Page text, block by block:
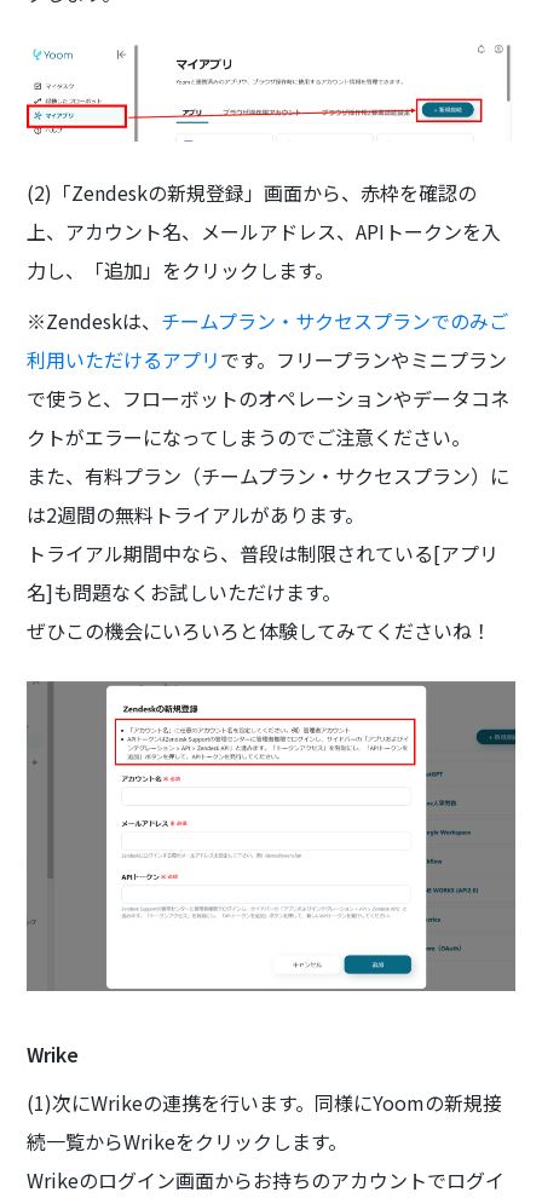
(2)「Zendeskの新規登録」画面から、赤枠を確認の
上、アカウント名、メールアドレス、APIトークンを入
力し、「追加」をクリックします。
※Zendeskは、 チームプラン・サクセスプランでのみご
利用いただけるアプリです。フリープランやミニプラン
で使うと、フローボットのオペレーションやデータコネ
クトがエラーになってしまうのでご注意ください。
また、有料プラン（チームプラン・サクセスプラン）に
は2週間の無料トライアルがあります。
トライアル期間中なら、普段は制限されている[アプリ
名]も問題なくお試しいただけます。
ぜひこの機会にいろいろと体験してみてくださいね！
Wrike
(1)次にWrikeの連携を行います。同様にYoomの新規接
続一覧からWrikeをクリックします。
Wrikeのログイン画面からお持ちのアカウントでログイ